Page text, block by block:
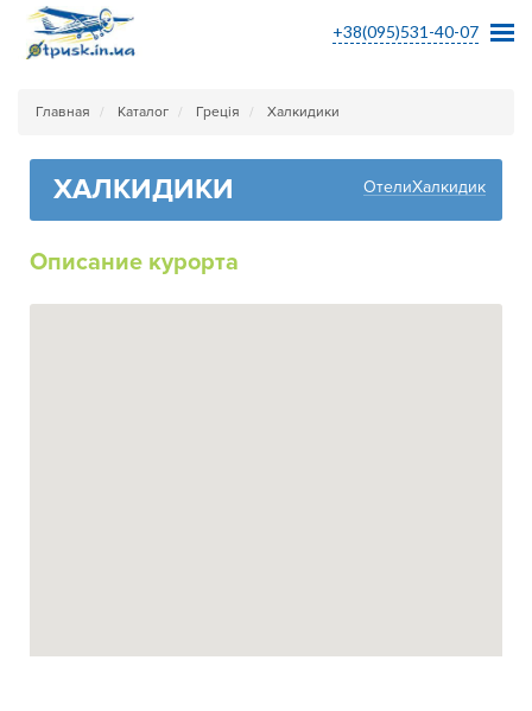
+38(095)531-40-07
Главная Каталог Греція Халкидики
ХАЛКИДИКИ ОтелиХалкидик
Описание курорта